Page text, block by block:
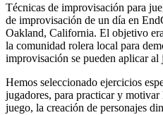
Técnicas de improvisación para
de improvisación de un día en
Oakland, California. El objetivo
la comunidad rolera local para
improvisación se pueden aplicar al
Hemos seleccionado ejercicios
jugadores, para practicar y
juego, la creación de personajes